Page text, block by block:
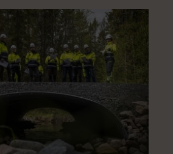
tekniska framsteg och
praxis kommer att bli